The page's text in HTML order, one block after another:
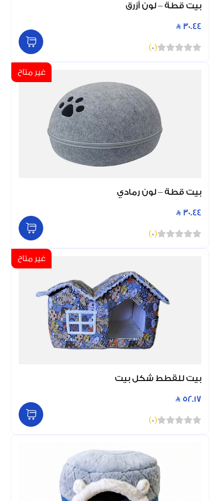
بيت قطة – لون أزرق
30.44
(
0
)
غير متاح
بيت قطة – لون رمادي
30.44
(
0
)
غير متاح
بيت للقطط شكل بيت
52.17
(
0
)